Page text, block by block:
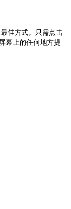
佳方式。只需点击
幕上的任何地方提